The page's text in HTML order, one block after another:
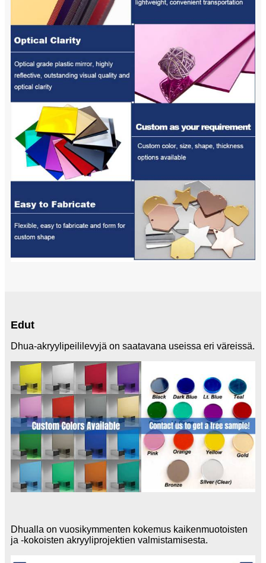
Edut
Dhua-akryylipeililevyjä on saatavana useissa eri väreissä.
Dhualla on vuosikymmenten kokemus kaikenmuotoisten
ja -kokoisten akryyliprojektien valmistamisesta.